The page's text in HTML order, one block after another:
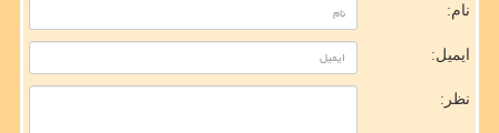
نام:
ایمیل:
نظر: